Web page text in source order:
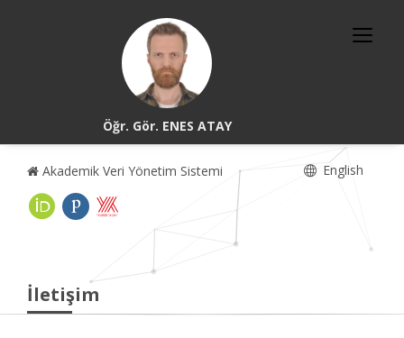
Öğr. Gör. ENES ATAY
Akademik Veri Yönetim Sistemi English
İletişim